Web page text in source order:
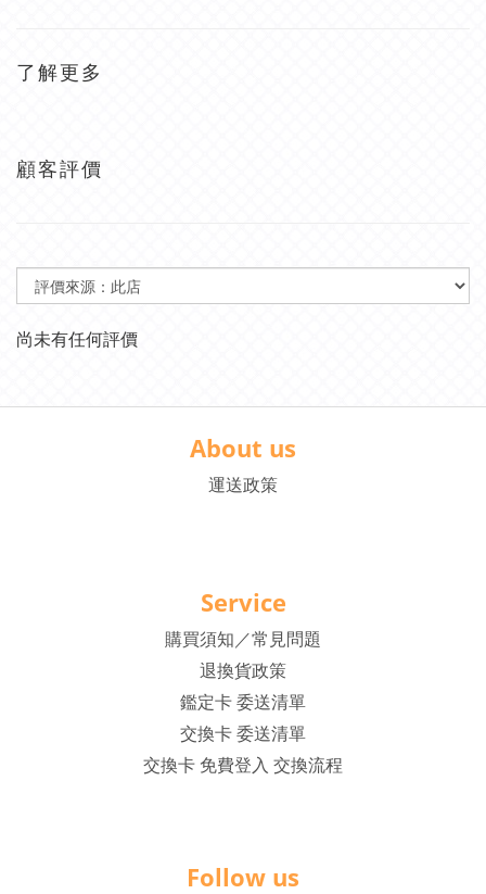
了解更多
顧客評價
尚未有任何評價
About us
運送政策
Service
購買須知／常見問題
退換貨政策
鑑定卡 委送清單
交換卡 委送清單
交換卡 免費登入 交換流程
Follow us